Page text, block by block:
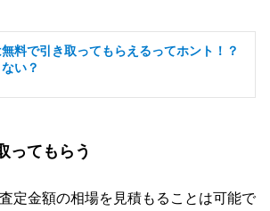
料で引き取ってもらえるってホント！？
い？
ってもらう
定金額の相場を見積もることは可能で